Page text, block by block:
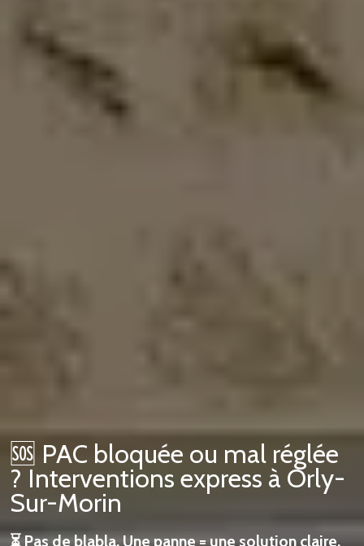
🆘 PAC bloquée ou mal réglée
? Interventions express à Orly-
Sur-Morin
⏳ Pas de blabla. Une panne = une solution claire.